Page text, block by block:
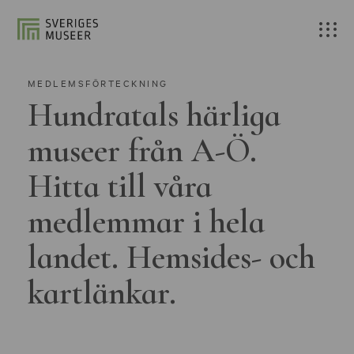
MEDLEMSFÖRTECKNING
Hundratals härliga
museer från A-Ö.
Hitta till våra
medlemmar i hela
landet. Hemsides- och
kartlänkar.